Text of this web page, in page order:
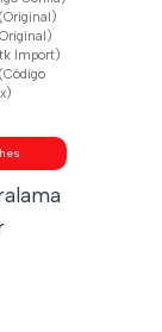
Import)